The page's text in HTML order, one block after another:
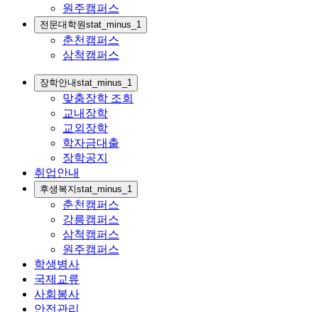
원주캠퍼스
전문대학원stat_minus_1
춘천캠퍼스
삼척캠퍼스
장학안내stat_minus_1
맞춤장학 조회
교내장학
교외장학
학자금대출
장학공지
취업안내
후생복지stat_minus_1
춘천캠퍼스
강릉캠퍼스
삼척캠퍼스
원주캠퍼스
학생병사
국제교류
사회봉사
안전관리